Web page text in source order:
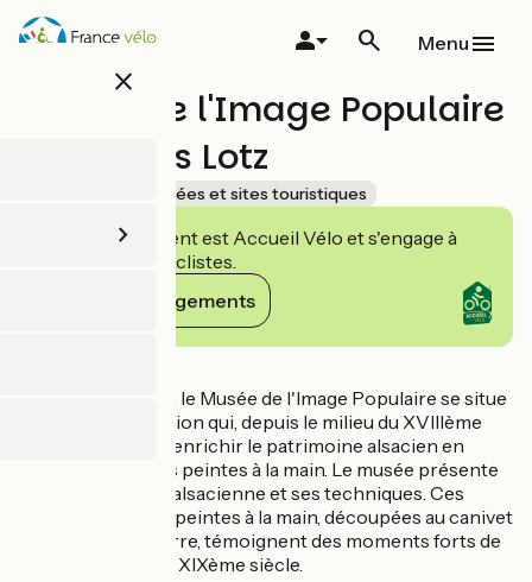
Aller
au
close
Menu
Musée de l'Image Populaire
- François Lotz
Musées et sites touristiques
Cet établissement est Accueil Vélo et s'engage à
accueillir des cyclistes.
Voir ses engagements
Unique en France, le Musée de l'Image Populaire se situe
au cœur d'une région qui, depuis le milieu du XVIIIème
siècle, n'a cessé d'enrichir le patrimoine alsacien en
images populaires peintes à la main. Le musée présente
l'image populaire alsacienne et ses techniques. Ces
images souvenirs peintes à la main, découpées au canivet
ou peinte sous verre, témoignent des moments forts de
la vie en Alsace au XIXème siècle.